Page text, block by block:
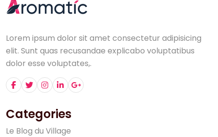
Lorem ipsum dolor sit amet consectetur adipisicing
elit. Sunt quas recusandae explicabo voluptatibus
dolor esse voluptates,.
Categories
Le Blog du Village